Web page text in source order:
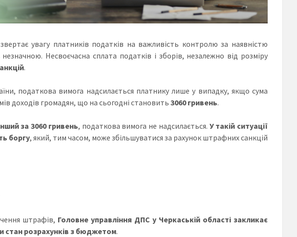
увагу платників податків на важливість контролю за наявністю
Несвоєчасна сплата податків і зборів, незалежно від розміру
.
податкова вимога надсилається платнику лише у випадку, якщо сума
доходів громадян, що на сьогодні становить 3060 гривень.
за 3060 гривень, податкова вимога не надсилається. У такій ситуації
боргу, який, тим часом, може збільшуватися за рахунок штрафних санкцій
штрафів, Головне управління ДПС у Черкаській області закликає
стан розрахунків з бюджетом.